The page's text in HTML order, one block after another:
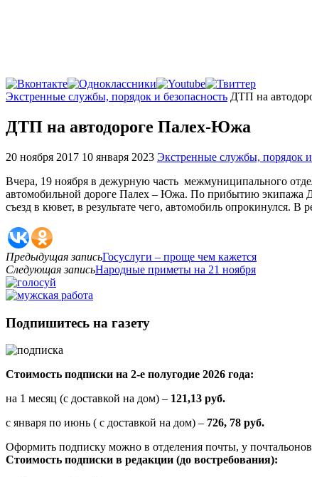
Главная
Экстренные службы, порядок и безопасность ДТП на
ДТП на автодороге Палех-Южа
20 ноября 2017 10 января 2023 Экстренные службы, порядок и
Вчера, 19 ноября в дежурную часть межмуниципального
автомобильной дороге Палех – Южа. По прибытию экипажа
съезд в кювет, в результате чего, автомобиль опрокинулся.
Предыдущая записьГосуслуги – проще чем кажется
Следующая записьНародные приметы на 21 ноября
Подпишитесь на газету
Стоимость подписки на 2-е полугодие 2026 года:
на 1 месяц (с доставкой на дом) – 121,13 руб.
с января по июнь ( с доставкой на дом) – 726, 78 руб.
Оформить подписку можно в отделения почты, у
Стоимость подписки в редакции (до востребования):